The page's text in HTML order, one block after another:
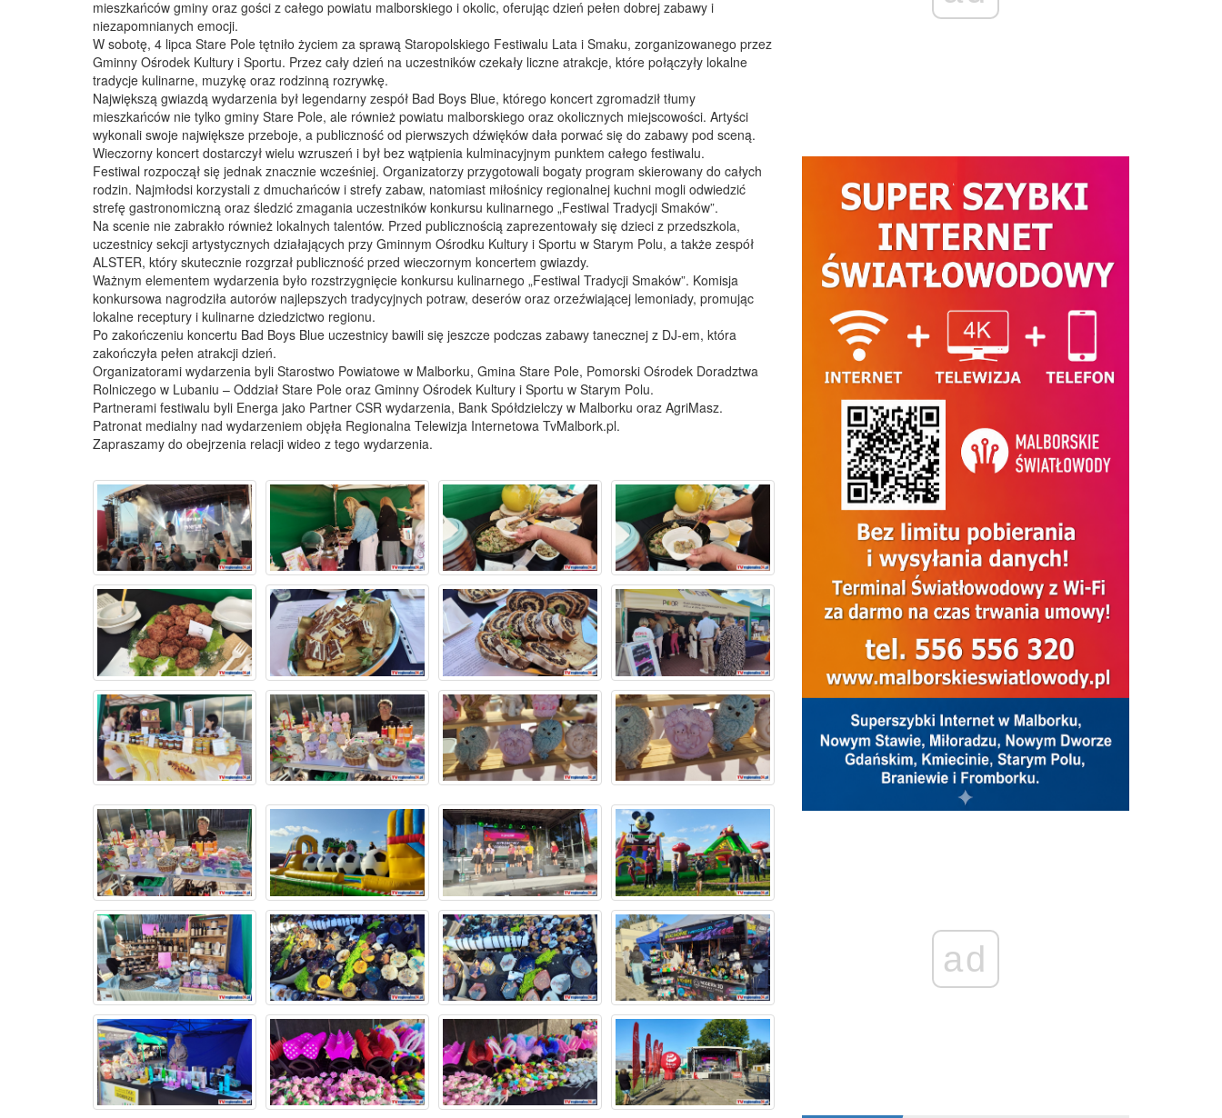
mieszkańców gminy oraz gości z całego powiatu malborskiego i okolic, oferując dzień pełen dobrej zabawy i
niezapomnianych emocji.
W sobotę, 4 lipca Stare Pole tętniło życiem za sprawą Staropolskiego Festiwalu Lata i Smaku, zorganizowanego przez
Gminny Ośrodek Kultury i Sportu. Przez cały dzień na uczestników czekały liczne atrakcje, które połączyły lokalne
tradycje kulinarne, muzykę oraz rodzinną rozrywkę.
Największą gwiazdą wydarzenia był legendarny zespół Bad Boys Blue, którego koncert zgromadził tłumy
mieszkańców nie tylko gminy Stare Pole, ale również powiatu malborskiego oraz okolicznych miejscowości. Artyści
wykonali swoje największe przeboje, a publiczność od pierwszych dźwięków dała porwać się do zabawy pod sceną.
Wieczorny koncert dostarczył wielu wzruszeń i był bez wątpienia kulminacyjnym punktem całego festiwalu.
Festiwal rozpoczął się jednak znacznie wcześniej. Organizatorzy przygotowali bogaty program skierowany do całych
rodzin. Najmłodsi korzystali z dmuchańców i strefy zabaw, natomiast miłośnicy regionalnej kuchni mogli odwiedzić
strefę gastronomiczną oraz śledzić zmagania uczestników konkursu kulinarnego „Festiwal Tradycji Smaków”.
Na scenie nie zabrakło również lokalnych talentów. Przed publicznością zaprezentowały się dzieci z przedszkola,
uczestnicy sekcji artystycznych działających przy Gminnym Ośrodku Kultury i Sportu w Starym Polu, a także zespół
ALSTER, który skutecznie rozgrzał publiczność przed wieczornym koncertem gwiazdy.
Ważnym elementem wydarzenia było rozstrzygnięcie konkursu kulinarnego „Festiwal Tradycji Smaków”. Komisja
konkursowa nagrodziła autorów najlepszych tradycyjnych potraw, deserów oraz orzeźwiającej lemoniady, promując
lokalne receptury i kulinarne dziedzictwo regionu.
Po zakończeniu koncertu Bad Boys Blue uczestnicy bawili się jeszcze podczas zabawy tanecznej z DJ-em, która
zakończyła pełen atrakcji dzień.
Organizatorami wydarzenia byli Starostwo Powiatowe w Malborku, Gmina Stare Pole, Pomorski Ośrodek Doradztwa
Rolniczego w Lubaniu – Oddział Stare Pole oraz Gminny Ośrodek Kultury i Sportu w Starym Polu.
Partnerami festiwalu byli Energa jako Partner CSR wydarzenia, Bank Spółdzielczy w Malborku oraz AgriMasz.
Patronat medialny nad wydarzeniem objęła Regionalna Telewizja Internetowa TvMalbork.pl.
Zapraszamy do obejrzenia relacji wideo z tego wydarzenia.
ad